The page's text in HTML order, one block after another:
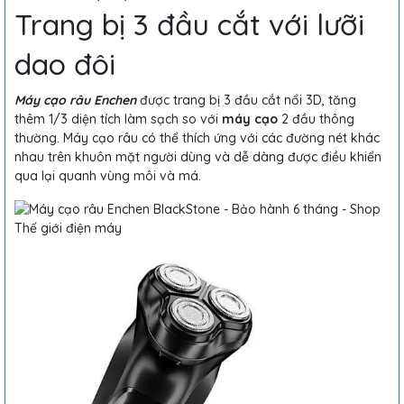
Trang bị 3 đầu cắt với lưỡi
dao đôi
Máy cạo râu Enchenđược trang bị 3 đầu cắt nổi 3D, tăng
thêm 1/3 diện tích làm sạch so với máy cạo 2 đầu thông
thường. Máy cạo râu có thể thích ứng với các đường nét khác
nhau trên khuôn mặt người dùng và dễ dàng được điều khiển
qua lại quanh vùng môi và má.